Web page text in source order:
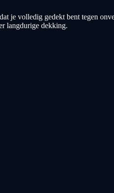
je volledig gedekt bent tegen
langdurige dekking.